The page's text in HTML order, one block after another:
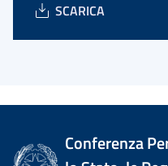
SCARICA
Conferenza